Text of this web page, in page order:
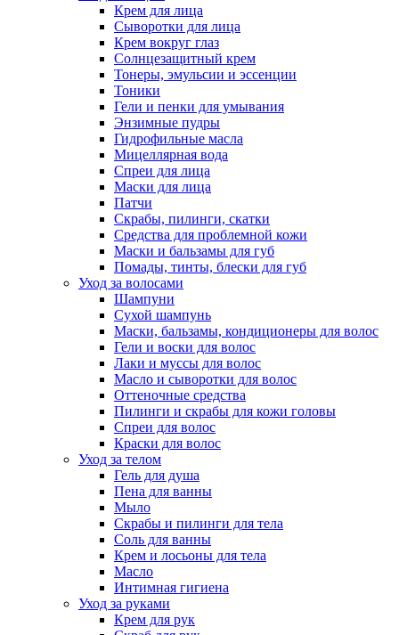
Крем для лица
Сыворотки для лица
Крем вокруг глаз
Солнцезащитный крем
Тонеры, эмульсии и эссенции
Тоники
Гели и пенки для умывания
Энзимные пудры
Гидрофильные масла
Мицеллярная вода
Спреи для лица
Маски для лица
Патчи
Скрабы, пилинги, скатки
Средства для проблемной кожи
Маски и бальзамы для губ
Помады, тинты, блески для губ
Уход за волосами
Шампуни
Сухой шампунь
Маски, бальзамы, кондиционеры для волос
Гели и воски для волос
Лаки и муссы для волос
Масло и сыворотки для волос
Оттеночные средства
Пилинги и скрабы для кожи головы
Спреи для волос
Краски для волос
Уход за телом
Гель для душа
Пена для ванны
Мыло
Скрабы и пилинги для тела
Соль для ванны
Крем и лосьоны для тела
Масло
Интимная гигиена
Уход за руками
Крем для рук